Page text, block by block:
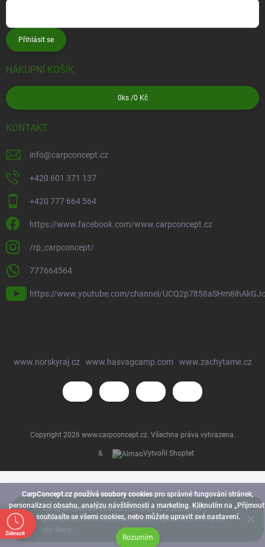
CarpConcept.cz používá soubory cookies pro správné fungování stránek,
personalizaci obsahu, analýzu návštěvnosti a marketing. Kliknutím na
souhlasíte se všemi cookies, nebo můžete upravit své nastavení.
Rozumím
Zaregistruj se na www.carpconcept.cz a získej slevy,
přednostní informace o novinkách a speciální nabídky jen
pro členy.
Přihlásit se
NÁKUPNÍ KOŠÍK
0ks /0 Kč
KONTAKT
info@carpconcept.cz
+420 601 371 137
+420 777 664 564
https://www.facebook.com/www.carpconcept.cz
/rp_carpconcept/
777664564
https://www.youtube.com/channel/
www.norskyraj.cz www.hasvagcamp.com www.zachytame.cz
& Vytvořil Shoptet
Copyright 2026 www.carpconcept.cz. Všechna práva vyhrazena.
Zobrazit